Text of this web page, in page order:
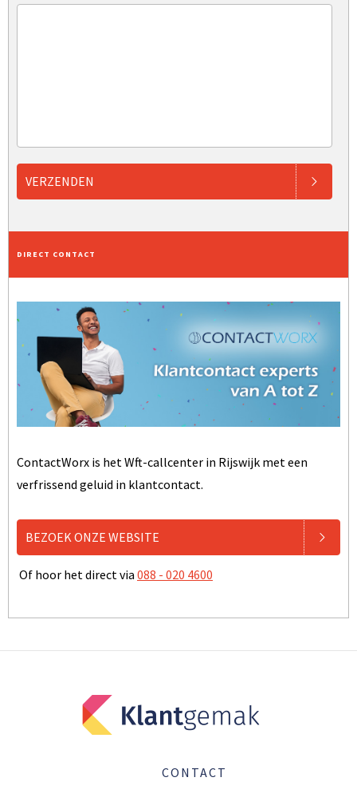
VERZENDEN
DIRECT CONTACT
ContactWorx is het Wft-callcenter in Rijswijk met een
verfrissend geluid in klantcontact.
BEZOEK ONZE WEBSITE
Of hoor het direct via 088 - 020 4600
CONTACT